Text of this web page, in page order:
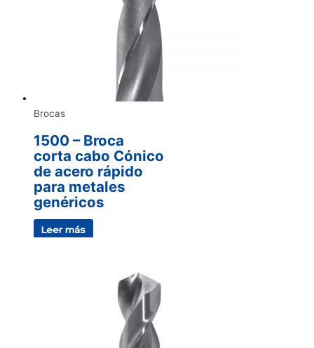
Brocas
1500 – Broca
corta cabo Cónico
de acero rápido
para metales
genéricos
Leer más